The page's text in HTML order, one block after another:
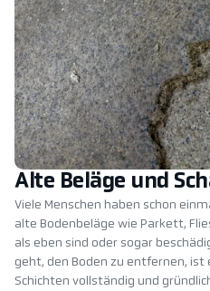
Alte Beläge und
Viele Menschen haben schon
alte Bodenbeläge wie Parkett,
als eben sind oder sogar
geht, den Boden zu entfernen, ist
Schichten vollständig und